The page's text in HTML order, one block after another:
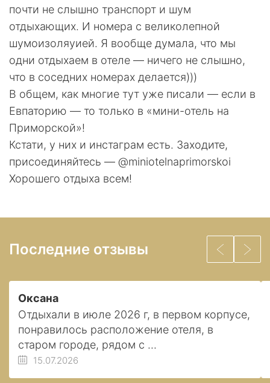
почти не слышно транспорт и шум
отдыхающих. И номера с великолепной
шумоизоляуией. Я вообще думала, что мы
одни отдыхаем в отеле — ничего не слышно,
что в соседних номерах делается)))
В общем, как многие тут уже писали — если в
Евпаторию — то только в «мини-отель на
Приморской»!
Кстати, у них и инстаграм есть. Заходите,
присоединяйтесь — @miniotelnaprimorskoi
Хорошего отдыха всем!
Последние отзывы
Оксана
Отдыхали в июле 2026 г, в первом корпусе,
понравилось расположение отеля, в
старом городе, рядом с ...
15.07.2026